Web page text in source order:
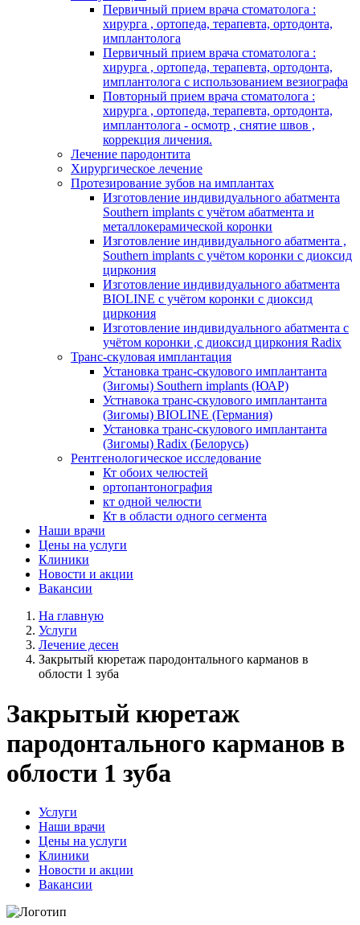
Первичный прием врача стоматолога :
хирурга , ортопеда, терапевта, ортодонта,
имплантолога
Первичный прием врача стоматолога :
хирурга , ортопеда, терапевта, ортодонта,
имплантолога с использованием везиографа
Повторный прием врача стоматолога :
хирурга , ортопеда, терапевта, ортодонта,
имплантолога - осмотр , снятие швов ,
коррекция личения.
Лечение пародонтита
Хирургическое лечение
Протезирование зубов на имплантах
Изготовление индивидуального абатмента
Southern implants с учётом абатмента и
металлокерамической коронки
Изготовление индивидуального абатмента ,
Southern implants с учётом коронки с диоксид
циркония
Изготовление индивидуального абатмента
BIOLINE с учётом коронки с диоксид
циркония
Изготовление индивидуального абатмента с
учётом коронки ,с диоксид циркония Radix
Транс-скуловая имплантация
Установка транс-скулового имплантанта
(Зигомы) Southern implants (ЮАР)
Устнавока транс-скулового имплантанта
(Зигомы) BIOLINE (Германия)
Установка транс-скулового имплантанта
(Зигомы) Radix (Белорусь)
Рентгенологическое исследование
Кт обоих челюстей
ортопантонография
кт одной челюсти
Кт в области одного сегмента
Наши врачи
Цены на услуги
Клиники
Новости и акции
Вакансии
На главную
Услуги
Лечение десен
Закрытый кюретаж пародонтального карманов в
облости 1 зуба
Закрытый кюретаж
пародонтального карманов в
облости 1 зуба
Услуги
Наши врачи
Цены на услуги
Клиники
Новости и акции
Вакансии